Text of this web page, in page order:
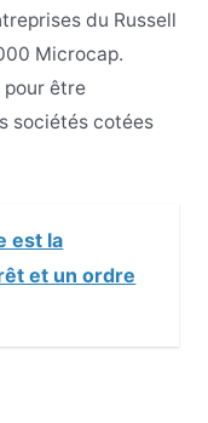
du Russell
Microcap.
pour être
sociétés cotées
est la
et un ordre